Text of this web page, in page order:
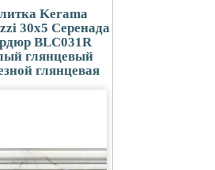
Kerama
30x5 Серенада
BLC031R
глянцевый
глянцевая